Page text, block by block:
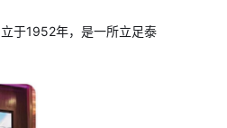
于1952年，是一所立足泰